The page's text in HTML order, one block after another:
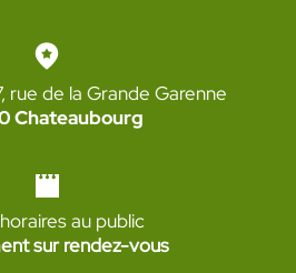
rue de la Grande Garenne
Chateaubourg
au public
sur rendez-vous